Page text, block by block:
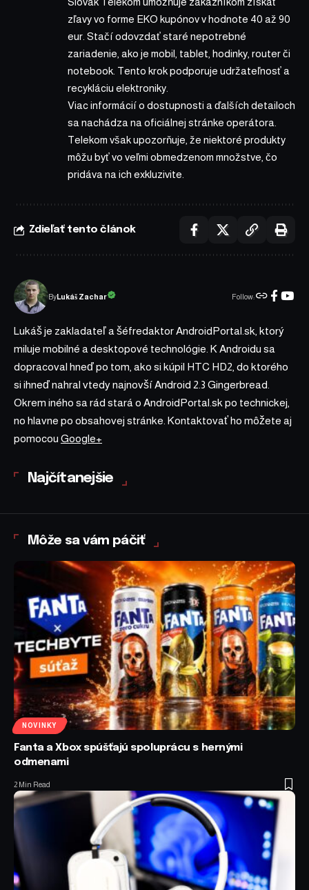
zľavy vo forme EKO kupónov v hodnote 40 až 90
eur. Stačí odovzdať staré nepotrebné
zariadenie, ako je mobil, tablet, hodinky, router či
notebook. Tento krok podporuje udržateľnosť a
recykláciu elektroniky.
Viac informácií o dostupnosti a ďalších detailoch
sa nachádza na oficiálnej stránke operátora.
Telekom však upozorňuje, že niektoré produkty
môžu byť vo veľmi obmedzenom množstve, čo
pridáva na ich exkluzivite.
Zdieľať tento článok
ByLukáš Zachar Follow:
Lukáš je zakladateľ a šéfredaktor AndroidPortal.sk, ktorý
miluje mobilné a desktopové technológie. K Androidu sa
dopracoval hneď po tom, ako si kúpil HTC HD2, do ktorého
si ihneď nahral vtedy najnovší Android 2.3 Gingerbread.
Okrem iného sa rád stará o AndroidPortal.sk po technickej,
no hlavne po obsahovej stránke. Kontaktovať ho môžete aj
pomocou Google+
Najčítanejšie
Môže sa vám páčiť
NOVINKY
Fanta a Xbox spúšťajú spoluprácu s hernými
odmenami
2 Min Read